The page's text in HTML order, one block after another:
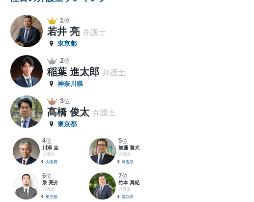
1位
若井 亮 弁護士
東京都
2位
稲葉 進太郎 弁護士
神奈川県
3位
髙橋 俊太 弁護士
東京都
4位
川添 圭
弁護士
大阪府
5位
加藤 善大
弁護士
埼玉県
6位
泉 亮介
弁護士
東京都
7位
竹本 真紀
弁護士
愛知県